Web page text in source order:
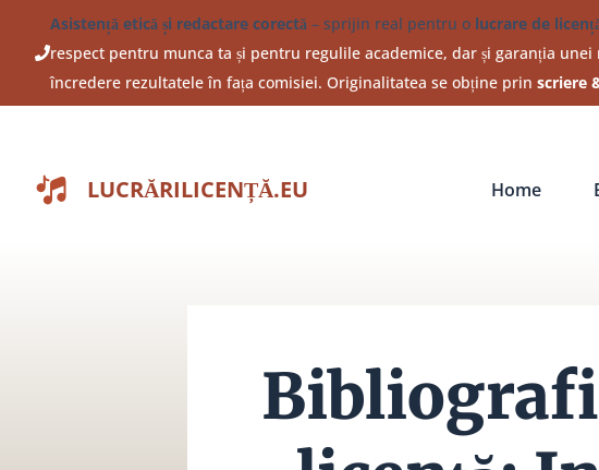
conținut
Asistență etică și redactare corectă– sprijin real pentru o lucrare de
respect pentru munca ta și pentru regulile academice, dar și garanția
încredere rezultatele în fața comisiei. Originalitatea se obține prinscriere
LUCRĂRILICENȚĂ.EU Home